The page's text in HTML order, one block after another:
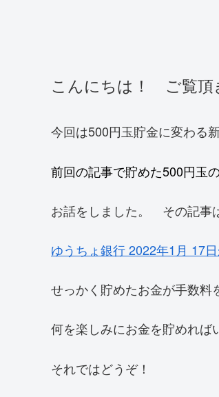
こんにちは！ ご覧頂
今回は500円玉貯金に変わる
前回の記事で貯めた500円玉
お話をしました。 その記事
ゆうちょ銀行 2022年1月 17
せっかく貯めたお金が手数料
何を楽しみにお金を貯めれば
それではどうぞ！